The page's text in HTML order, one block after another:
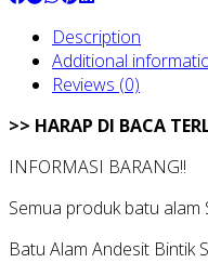
Description
Additional
Reviews (0)
>> HARAP DI BACA
INFORMASI BARANG!!
Semua produk batu
Batu Alam Andesit Bintik